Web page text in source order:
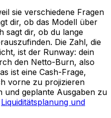
sie verschiedene Fragen
dir, ob das Modell über
sagt dir, ob du lange
Die Zahl, die
ist der Runway: dein
den Netto-Burn, also
ist eine Cash-Frage,
vorne zu projizieren
und geplante Ausgaben zu
Liquiditätsplanung und